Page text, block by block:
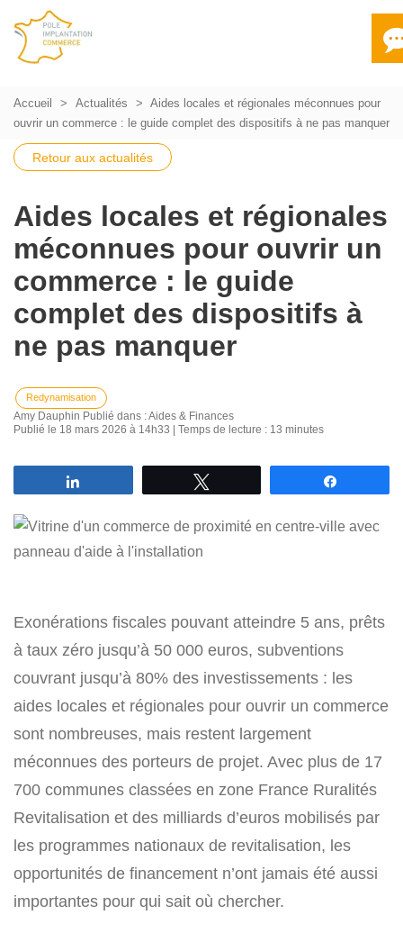
Accueil Actualités
Aides locales et régionales méconnues pour
ouvrir un commerce : le guide complet des dispositifs à ne pas manquer
Retour aux actualités
Aides locales et régionales
méconnues pour ouvrir un
commerce : le guide
complet des dispositifs à
ne pas manquer
Redynamisation
Amy Dauphin Publié dans :Aides & Finances
Publié le 18 mars 2026 à 14h33 | Temps de lecture : 13 minutes
Exonérations fiscales pouvant atteindre 5 ans, prêts
à taux zéro jusqu’à 50 000 euros, subventions
couvrant jusqu’à 80% des investissements : les
aides locales et régionales pour ouvrir un commerce
sont nombreuses, mais restent largement
méconnues des porteurs de projet. Avec plus de 17
700 communes classées en zone France Ruralités
Revitalisation et des milliards d’euros mobilisés par
les programmes nationaux de revitalisation, les
opportunités de financement n’ont jamais été aussi
importantes pour qui sait où chercher.